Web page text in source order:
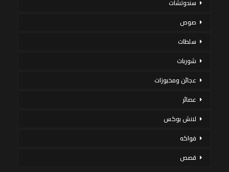
سندوتشات
صوص
سلطات
شوربات
عجائن ومخبوزات
عصائر
لانش بوكس
فواكه
قصص